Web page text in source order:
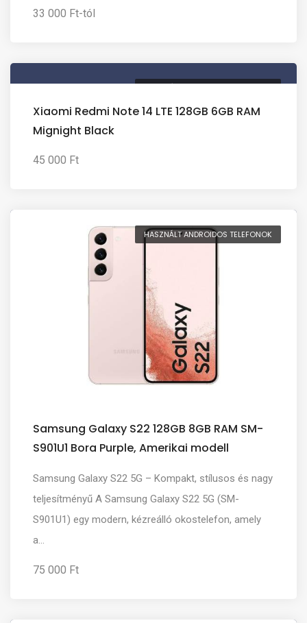
33 000 Ft-tól
Xiaomi Redmi Note 14 LTE 128GB 6GB RAM
Mignight Black
45 000 Ft
HASZNÁLT ANDROIDOS TELEFONOK
Samsung Galaxy S22 128GB 8GB RAM SM-
S901U1 Bora Purple, Amerikai modell
Samsung Galaxy S22 5G – Kompakt, stílusos és nagy
teljesítményű A Samsung Galaxy S22 5G (SM-
S901U1) egy modern, kézreálló okostelefon, amely
a...
75 000 Ft